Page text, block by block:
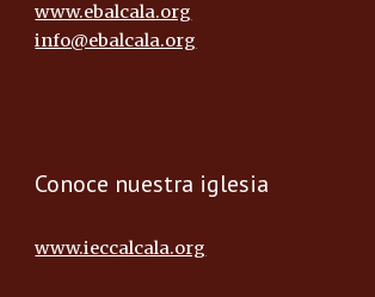
www.ebalcala.org
info@ebalcala.org
Conoce nuestra iglesia
www.ieccalcala.org